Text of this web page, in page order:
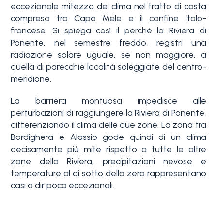
eccezionale mitezza del clima nel tratto di costa
compreso tra Capo Mele e il confine italo-
francese. Si spiega così il perché la Riviera di
Ponente, nel semestre freddo, registri una
radiazione solare uguale, se non maggiore, a
quella di parecchie località soleggiate del centro-
meridione.
La barriera montuosa impedisce alle
perturbazioni di raggiungere la Riviera di Ponente,
differenziando il clima delle due zone. La zona tra
Bordighera e Alassio gode quindi di un clima
decisamente più mite rispetto a tutte le altre
zone della Riviera, precipitazioni nevose e
temperature al di sotto dello zero rappresentano
casi a dir poco eccezionali.
Altre
opzioni
-
multiscelta
Giardino
Balcone/Terrazzo